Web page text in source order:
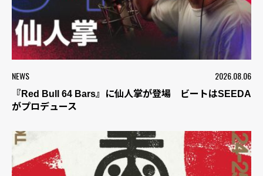
NEWS 2026.08.06
『Red Bull 64 Bars』に仙人掌が登場 ビートはSEEDA
がプロデュース